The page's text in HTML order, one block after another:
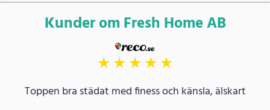
Kunder om Fresh Home AB
★★★★★
Toppen bra städat med finess och känsla, älskart